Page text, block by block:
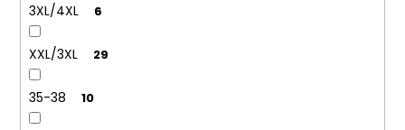
3XL/4XL 6
XXL/3XL 29
35-38 10